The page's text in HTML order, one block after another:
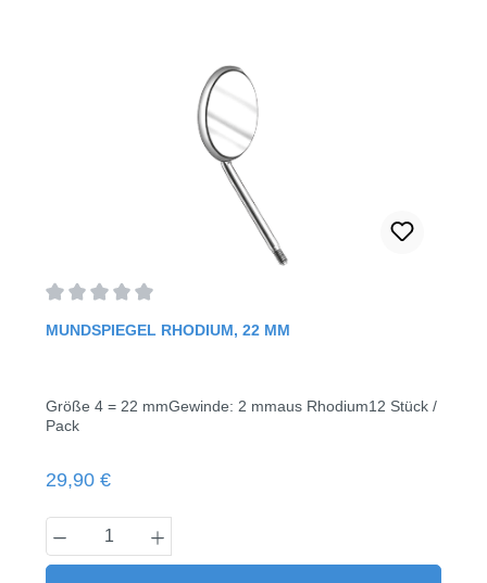
MUNDSPIEGEL RHODIUM, 22 MM
Größe 4 = 22 mmGewinde: 2 mmaus Rhodium12 Stück /
Pack
Regulärer Preis:
29,90 €
Produkt Anzahl: Gib den gewünschten